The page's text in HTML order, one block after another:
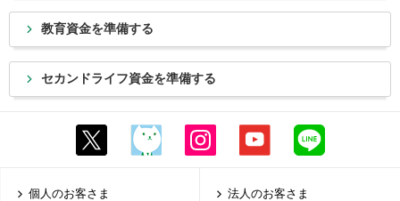
教育資金を準備する
セカンドライフ資金を準備する
個人のお客さま 法人のお客さま